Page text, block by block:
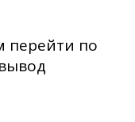
перейти по